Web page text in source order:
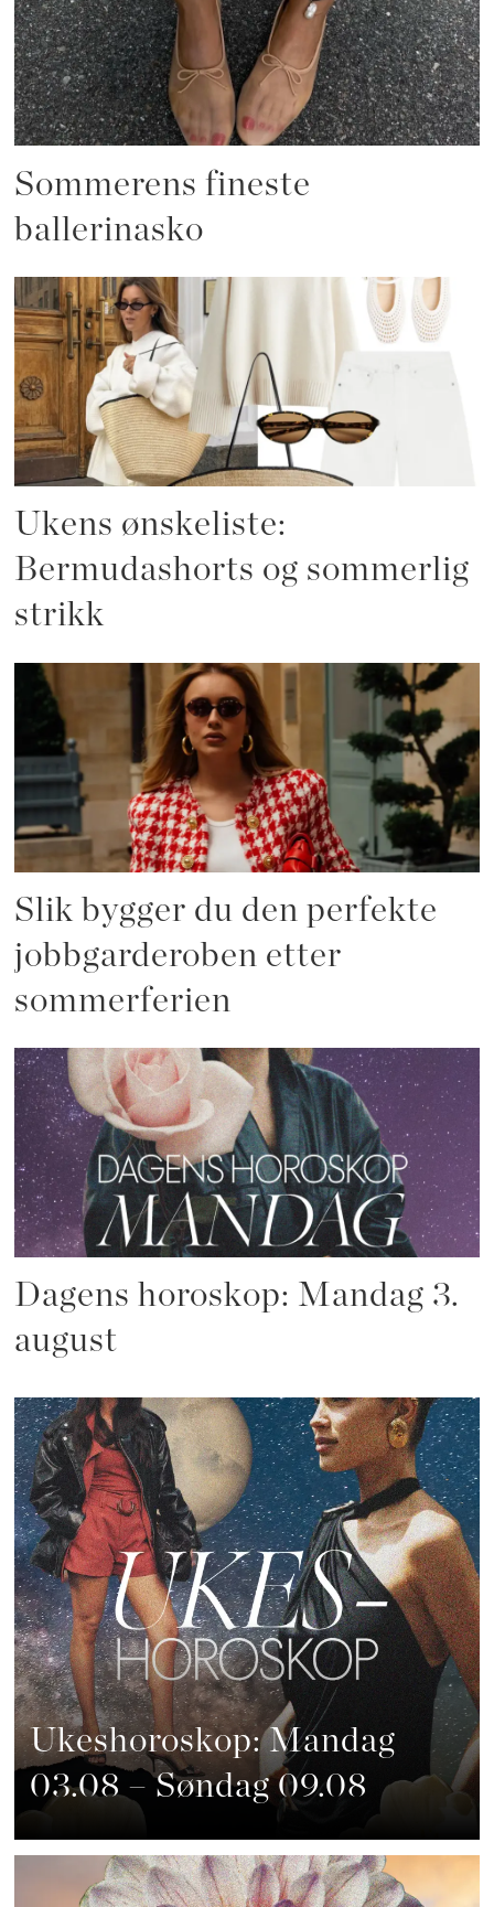
Sommerens fineste
ballerinasko
Ukens ønskeliste:
Bermudashorts og sommerlig
strikk
Slik bygger du den perfekte
jobbgarderoben etter
sommerferien
Dagens horoskop: Mandag 3.
august
Ukeshoroskop: Mandag
03.08 – Søndag 09.08